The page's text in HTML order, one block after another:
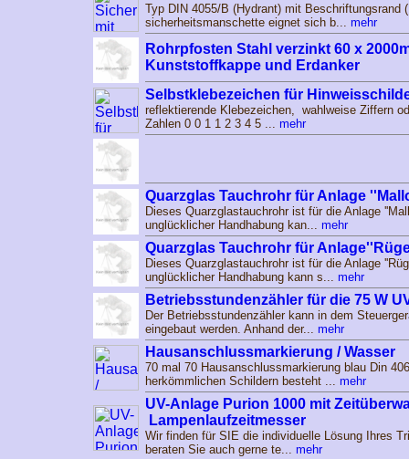
Typ DIN 4055/B (Hydrant) mit Beschriftungsrand
sicherheitsmanschette eignet sich b... mehr
Rohrpfosten Stahl verzinkt 60 x
Kunststoffkappe und Erdanker
Selbstklebezeichen für
reflektierende Klebezeichen, wahlweise Ziffern
Zahlen 0 0 1 1 2 3 4 5 ... mehr
Quarzglas Tauchrohr für Anlage
Dieses Quarzglastauchrohr ist für die Anlage
unglücklicher Handhabung kan... mehr
Quarzglas Tauchrohr für
Dieses Quarzglastauchrohr ist für die Anlage
unglücklicher Handhabung kann s... mehr
Betriebsstundenzähler für die 75 W
Der Betriebsstundenzähler kann in dem
eingebaut werden. Anhand der... mehr
Hausanschlussmarkierung / Wasser
70 mal 70 Hausanschlussmarkierung blau Din
herkömmlichen Schildern besteht ... mehr
UV-Anlage Purion 1000 mit
Lampenlaufzeitmesser
Wir finden für SIE die individuelle Lösung Ihres
beraten Sie auch gerne te... mehr